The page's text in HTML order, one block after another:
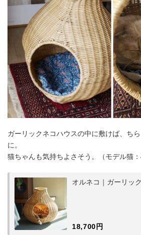
ガーリックネコハウスの中に敷けば、ち
に。
猫ちゃんも気持ちよさそう。（モデル猫：
オルネコ｜ガーリッ
18,700円